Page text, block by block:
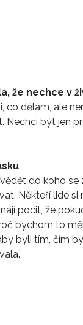
že nechce v
co dělám, ale
Nechci být jen
do koho se
Někteří lidé si
pocit, že
bychom to
byli tím, čím